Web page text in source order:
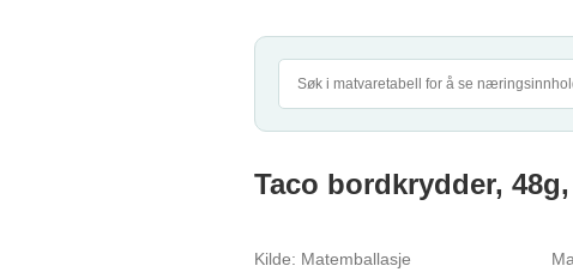
Taco bordkrydder,
Kilde: Matemballasje